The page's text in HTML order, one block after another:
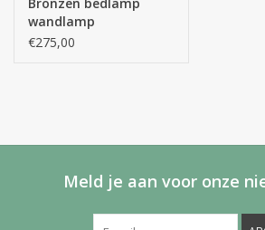
wandlamp
€275,00
Meld je aan voor onze